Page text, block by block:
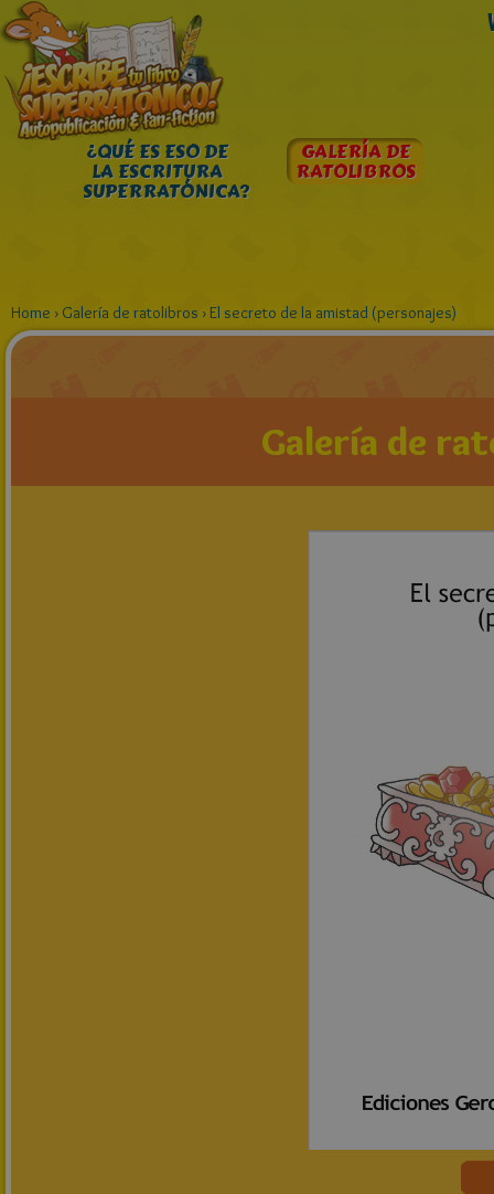
¿QUÉ ES ESO DE
LA ESCRITURA
SUPERRATÓNICA?
GALERÍA DE
RATOLIBROS
Home › Galería de ratolibros ›El secreto de la amistad (personajes)
Galería de